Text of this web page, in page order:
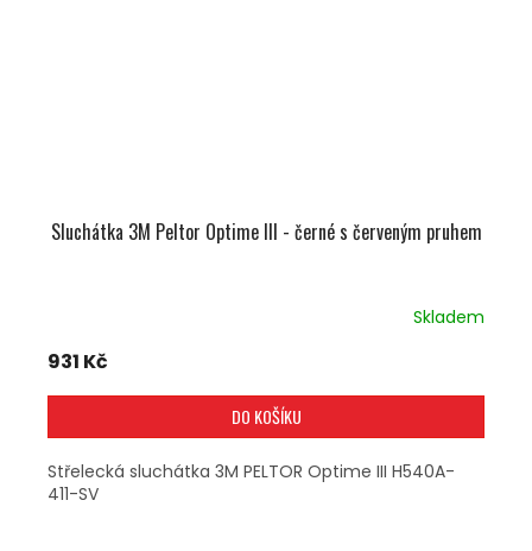
Sluchátka 3M Peltor Optime III - černé s červeným pruhem
Skladem
931 Kč
DO KOŠÍKU
Střelecká sluchátka 3M PELTOR Optime III H540A-
411-SV